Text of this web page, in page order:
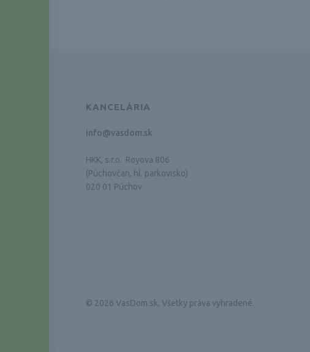
KANCELÁRIA
info@vasdom.sk
HKK, s.r.o. Royova 806
(Púchovčan, hl. parkovisko)
020 01 Púchov
© 2026 VasDom.sk, Všetky práva vyhradené.